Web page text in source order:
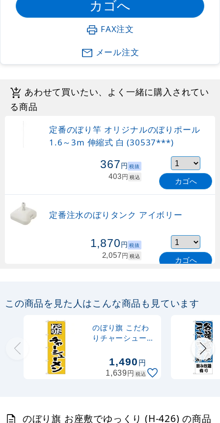
FAX注文
メール注文
あわせて買いたい、よく一緒に購入されてい
る商品
定番のぼり竿 オリジナルのぼりポール
1.6～3m 伸縮式 白 (30537***)
367円 税抜
403円 税込 カゴへ
定番注水のぼりタンク アイボリー
1,870円 税抜
2,057円 税込 カゴへ
1.6～3m 伸縮式 緑 (30537GRN)
売り切れ中
購入不可
定番のぼり竿 オリジナルのぼりポール
1.6～3m 伸縮式 水色 (30537SBL)
この商品を見た人はこんな商品も見ています
のぼり旗 こだわ
りチャーシューメ
1,490円
1,639円 税込
のぼり旗 お座敷でゆっくり (H-426) の商品